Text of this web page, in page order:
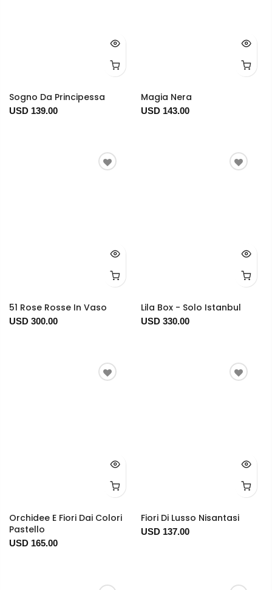
Sogno Da Principessa
USD 139.00
Magia Nera
USD 143.00
51 Rose Rosse In Vaso
USD 300.00
Lila Box - Solo Istanbul
USD 330.00
Orchidee E Fiori Dai Colori
Pastello
USD 165.00
Fiori Di Lusso Nisantasi
USD 137.00